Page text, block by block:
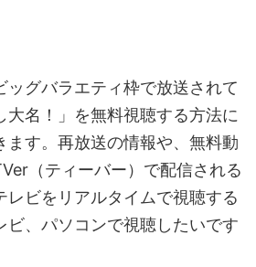
ッグバラエティ枠で放送されて
大名！」を無料視聴する方法に
ます。再放送の情報や、無料動
（ティーバー）で配信される
レビをリアルタイムで視聴する
ビ、パソコンで視聴したいです